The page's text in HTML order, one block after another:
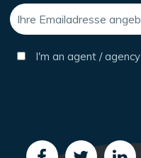
I'm an agent / agency